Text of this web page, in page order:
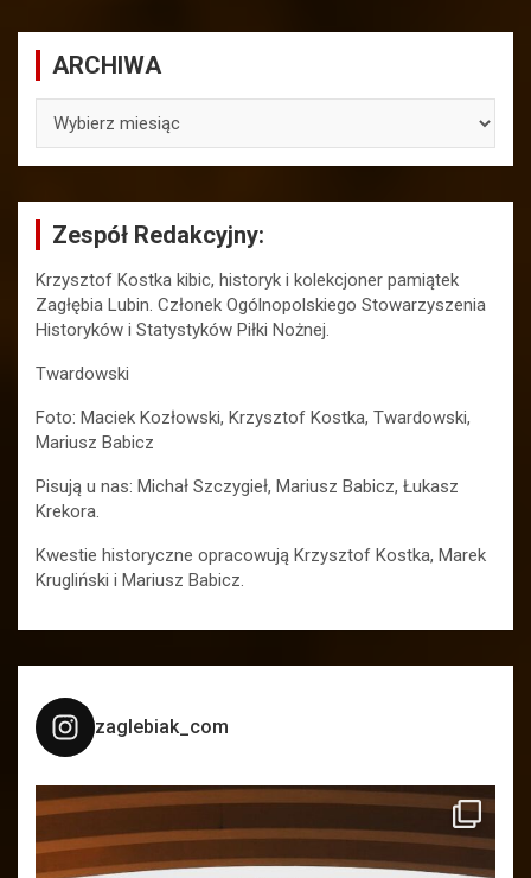
ARCHIWA
Zespół Redakcyjny:
Krzysztof Kostka kibic, historyk i kolekcjoner pamiątek
Zagłębia Lubin. Członek Ogólnopolskiego Stowarzyszenia
Historyków i Statystyków Piłki Nożnej.
Twardowski
Foto: Maciek Kozłowski, Krzysztof Kostka, Twardowski,
Mariusz Babicz
Pisują u nas: Michał Szczygieł, Mariusz Babicz, Łukasz
Krekora.
Kwestie historyczne opracowują Krzysztof Kostka, Marek
Krugliński i Mariusz Babicz.
zaglebiak_com